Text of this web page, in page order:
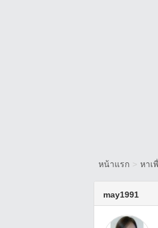
หน้าแรก > หาเ
may1991